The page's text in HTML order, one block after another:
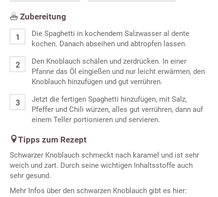
Zubereitung
Die Spaghetti in kochendem Salzwasser al dente
kochen. Danach abseihen und abtropfen lassen.
Den Knoblauch schälen und zerdrücken. In einer
Pfanne das Öl eingießen und nur leicht erwärmen, den
Knoblauch hinzufügen und gut verrühren.
Jetzt die fertigen Spaghetti hinzufügen, mit Salz,
Pfeffer und Chili würzen, alles gut verrühren, dann auf
einem Teller portionieren und servieren.
Tipps zum Rezept
Schwarzer Knoblauch schmeckt nach karamel und ist sehr
weich und zart. Durch seine wichtigen Inhaltsstoffe auch
sehr gesund.
Mehr Infos über den schwarzen Knoblauch gibt es hier: